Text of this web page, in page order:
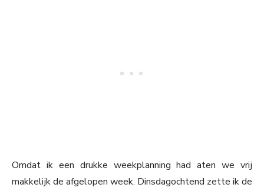
Omdat ik een drukke weekplanning had aten we vrij
makkelijk de afgelopen week. Dinsdagochtend zette ik de